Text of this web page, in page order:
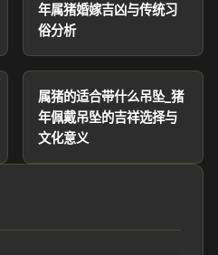
年属猪婚嫁吉凶与传统习
俗分析
属猪的适合带什么吊坠_猪
年佩戴吊坠的吉祥选择与
文化意义